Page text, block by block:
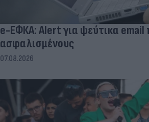
e-ΕΦΚΑ: Alert για ψεύτικα
ασφαλισμένους
07.08.2026